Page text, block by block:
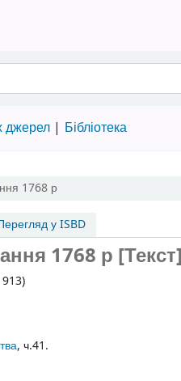
джерел Бібліотека
1768 р
у ISBD
1768 р [Текст]
, ч.41.